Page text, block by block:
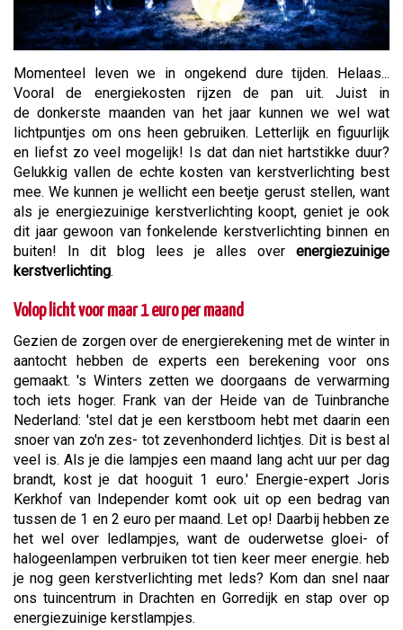
Momenteel leven we in ongekend dure tijden. Helaas...
Vooral de energiekosten rijzen de pan uit. Juist in
de donkerste maanden van het jaar kunnen we wel wat
lichtpuntjes om ons heen gebruiken. Letterlijk en figuurlijk
en liefst zo veel mogelijk! Is dat dan niet hartstikke duur?
Gelukkig vallen de echte kosten van kerstverlichting best
mee. We kunnen je wellicht een beetje gerust stellen, want
als je energiezuinige kerstverlichting koopt, geniet je ook
dit jaar gewoon van fonkelende kerstverlichting binnen en
buiten! In dit blog lees je alles over energiezuinige
kerstverlichting.
Volop licht voor maar 1 euro per maand
Gezien de zorgen over de energierekening met de winter in
aantocht hebben de experts een berekening voor ons
gemaakt. 's Winters zetten we doorgaans de verwarming
toch iets hoger. Frank van der Heide van de Tuinbranche
Nederland: 'stel dat je een kerstboom hebt met daarin een
snoer van zo'n zes- tot zevenhonderd lichtjes. Dit is best al
veel is. Als je die lampjes een maand lang acht uur per dag
brandt, kost je dat hooguit 1 euro.' Energie-expert Joris
Kerkhof van Independer komt ook uit op een bedrag van
tussen de 1 en 2 euro per maand. Let op! Daarbij hebben ze
het wel over ledlampjes, want de ouderwetse gloei- of
halogeenlampen verbruiken tot tien keer meer energie. heb
je nog geen kerstverlichting met leds? Kom dan snel naar
ons tuincentrum in Drachten en Gorredijk en stap over op
energiezuinige kerstlampjes.